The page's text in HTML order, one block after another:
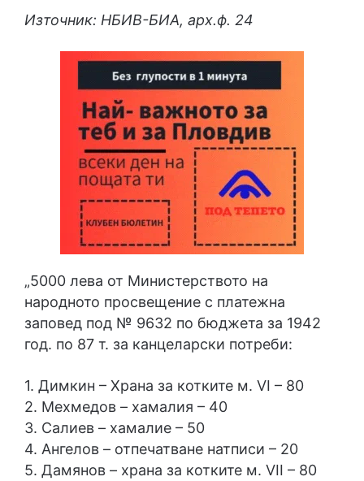
Източник: НБИВ-БИА, арх.ф. 24
„5000 лева от Министерството на
народното просвещение с платежна
заповед под № 9632 по бюджета за 1942
год. по 87 т. за канцеларски потреби:
1. Димкин – Храна за котките м. VI – 80
2. Мехмедов – хамалия – 40
3. Салиев – хамалие – 50
4. Ангелов – отпечатване натписи – 20
5. Дамянов – храна за котките м. VII – 80